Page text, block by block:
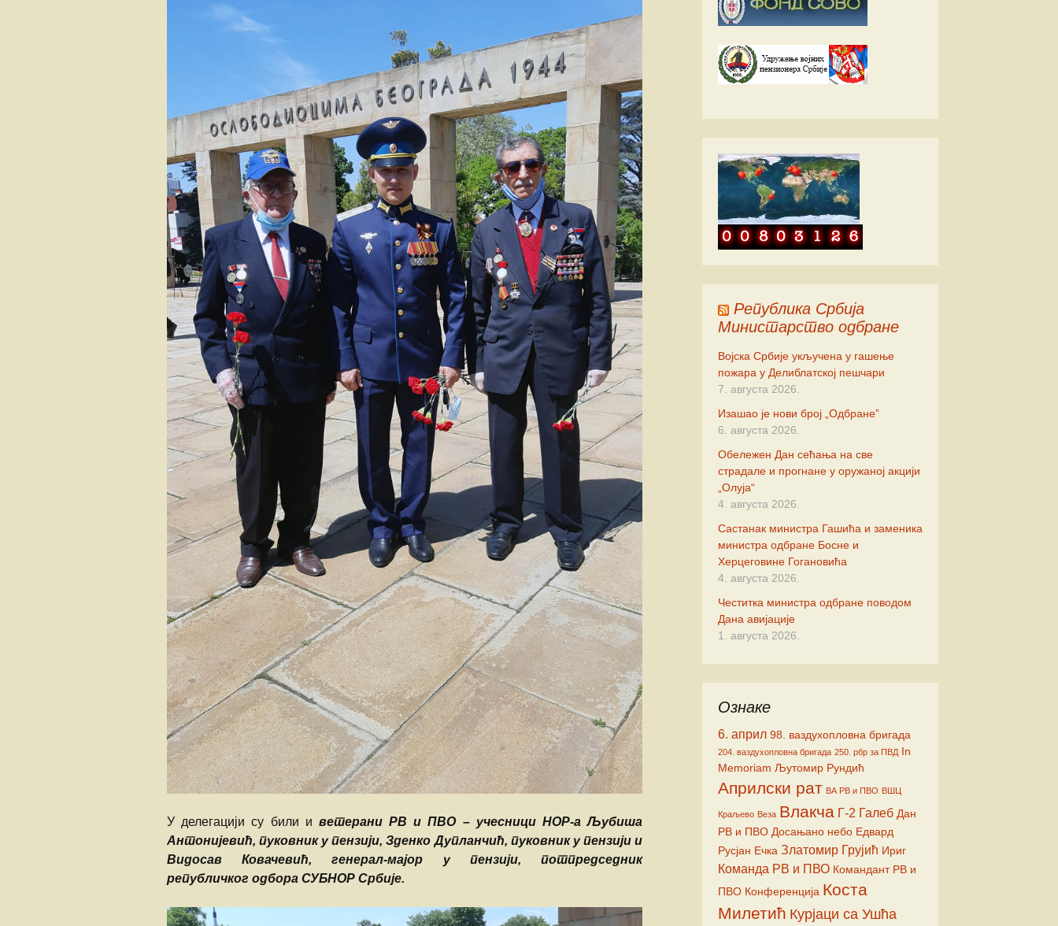
ХТ-40 Ми-8/17
ХН-47 Ми-24В
Х(Н)-42/5(М)-ГАЗЕЛА
Сви смо ми
падобранци…
Путник по ургенцији
„ОДОЗГО“…
Удар лоптасте муње
„РУНДИЋЕВА
СУПРУГА“
НОЋ УДАРА
Данко Боројевић:
АВИЈАЦИЈА
РЕПУБЛИКЕ СРПСКЕ
КРАЈИНЕ У РАТУ
1992-1995
Миле М. Павичић
Зденко Улепић
Виктор Бубањ
Милан Симовић
Енвер Ћемаловић
Стеван Роглић
Слободан Алагић
Антон Тус
Звонко Јурјевић
Божидар Стевановић
Славко Бига
Спасоје Смиљанић
Бранислав Петровић
Владимир Старчевић
Владан Марјановић
Драган Катанић
Ранко Живак
Душко Жарковић
У делегацији су били и ветерани РВ и ПВО – учесници НОР-а Љубиша
Антонијевић, пуковник у пензији, Зденко Дупланчић, пуковник у пензији и
Видосав Ковачевић, генерал-мајор у пензији, потпредседник
републичког одбора СУБНОР Србије.
Република Србија
Министарство одбране
Војска Србије укључена у гашење
пожара у Делиблатској пешчари
7. августа 2026.
Изашао је нови број „Одбране”
6. августа 2026.
Обележен Дан сећања на све
страдале и прогнане у оружаној акцији
„Олуја“
4. августа 2026.
Састанак министра Гашића и заменика
министра одбране Босне и
Херцеговине Гогановића
4. августа 2026.
Честитка министра одбране поводом
Дана авијације
1. августа 2026.
Ознаке
6. април 98. ваздухопловна бригада
204. ваздухопловна бригада 250. рбр за ПВД In
Memoriam Љутомир Рундић
Априлски рат ВА РВ и ПВО ВШЦ
Краљево Веза Влакча Г-2 Галеб Дан
РВ и ПВО Досањано небо Едвард
Русјан Ечка Златомир Грујић Ириг
Команда РВ и ПВО Командант РВ и
ПВО Конференција Коста
Милетић Курјаци са Ушћа